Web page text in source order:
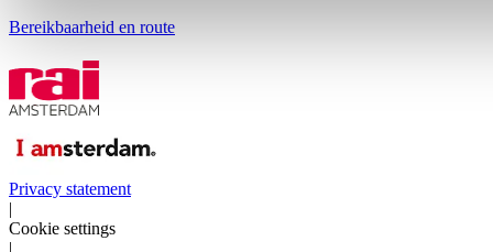
Bereikbaarheid en route
Privacy statement
|
Cookie settings